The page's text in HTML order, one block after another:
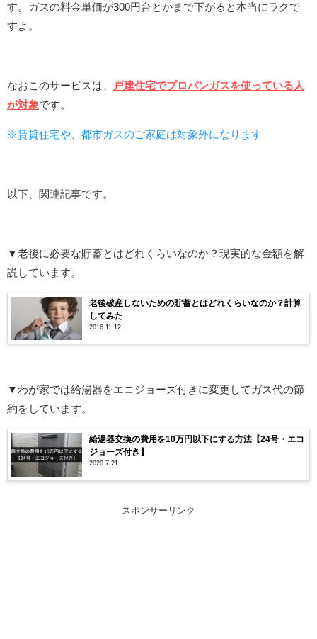
す。
ガスの料金単価が300円台とかまで下がると本当にラクで
すよ。
なおこのサービスは、
戸建住宅でプロパンガスを使っている人
が対象です。
※賃貸住宅や、都市ガスのご家庭は対象外になります
以下、関連記事です。
▼老後に必要な貯蓄とはどれくらいなのか？現実的な金額を解
説しています。
老後破産しないための貯蓄とはどれくらいなのか？計算
してみた
2016.11.12
▼わが家では給湯器をエコジョーズ付きに変更してガス代の節
約をしています。
給湯器交換の費用を10万円以下にする方法【24号・エコ
ジョーズ付き】
2020.7.21
スポンサーリンク